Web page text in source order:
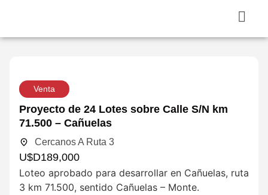
Venta
Proyecto de 24 Lotes sobre Calle S/N km
71.500 – Cañuelas
Cercanos A Ruta 3
U$D189,000
Loteo aprobado para desarrollar en Cañuelas, ruta
3 km 71.500, sentido Cañuelas – Monte.